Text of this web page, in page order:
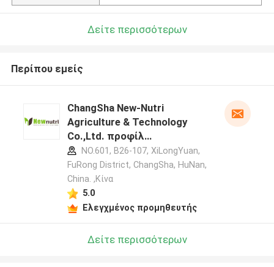
Δείτε περισσότερων
Περίπου εμείς
ChangSha New-Nutri
Agriculture & Technology
Co.,Ltd. προφίλ
κατασκευαστή
NO.601, B26-107, XiLongYuan,
FuRong District, ChangSha, HuNan,
China. ,Κίνα
5.0
Ελεγχμένος προμηθευτής
Δείτε περισσότερων